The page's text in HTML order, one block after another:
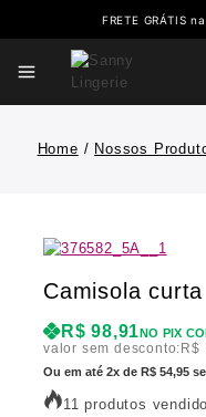
FRETE GRÁTIS
Home / Nossos
Camisola curta
R$ 98,91NO PIX
valor sem desconto: R$
Ou em até 2x de R$ 54,95
11 produtos